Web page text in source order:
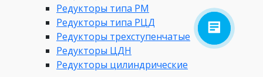
Редукторы типа РМ
Редукторы типа РЦД
Редукторы трехступенчатые
Редукторы ЦДН
Редукторы цилиндрические